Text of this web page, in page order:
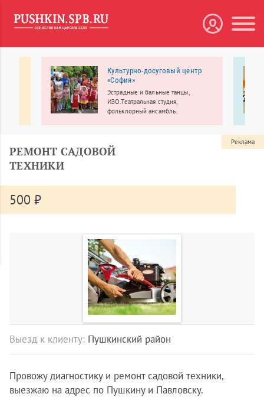
Культурно-досуговый центр
«София»
Эстрадные и бальные танцы,
ИЗО.Театральная студия,
фольклорный ансамбль.
РЕМОНТ САДОВОЙ
ТЕХНИКИ
500 ₽
Выезд к клиенту: Пушкинский район
Провожу диагностику и ремонт садовой техники,
выезжаю на адрес по Пушкину и Павловску.
Реклама